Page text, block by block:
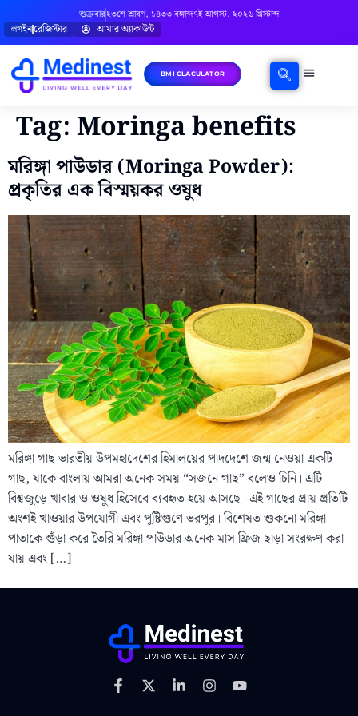
শুক্রবার২৩শে শ্রাবণ, ১৪৩৩ বঙ্গাব্দ৭ই আগস্ট, ২০২৬ খ্রিস্টাব্দ
লগইনরেজিস্টার আমার অ্যাকাউন্ট
BMI CLACULATOR
Tag:Moringa benefits
মরিঙ্গা পাউডার (Moringa Powder):
প্রকৃতির এক বিস্ময়কর ওষুধ
মরিঙ্গা গাছ ভারতীয় উপমহাদেশের হিমালয়ের পাদদেশে জন্ম নেওয়া একটি
গাছ, যাকে বাংলায় আমরা অনেক সময় “সজনে গাছ” বলেও চিনি। এটি
বিশ্বজুড়ে খাবার ও ওষুধ হিসেবে ব্যবহৃত হয়ে আসছে। এই গাছের প্রায় প্রতিটি
অংশই খাওয়ার উপযোগী এবং পুষ্টিগুণে ভরপুর। বিশেষত শুকনো মরিঙ্গা
পাতাকে গুঁড়া করে তৈরি মরিঙ্গা পাউডার অনেক মাস ফ্রিজ ছাড়া সংরক্ষণ করা
যায় এবং […]